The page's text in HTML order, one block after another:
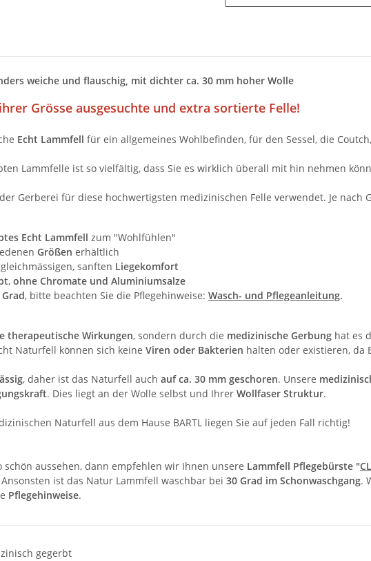
weiche und flauschig, mit dichter ca. 30 mm hoher Wolle
Grösse ausgesuchte und extra sortierte Felle!
Echt Lammfell für ein allgemeines Wohlbefinden, für den Sessel, die
Lammfelle ist so vielfältig, dass Sie es wirklich überall mit hin nehmen
Gerberei für diese hochwertigsten medizinischen Felle verwendet. Je nach
Echt Lammfell zum "Wohlfühlen"
Größen erhältlich
sanften Liegekomfort
, ohne Chromate und Aluminiumsalze
, bitte beachten Sie die Pflegehinweise: Wasch- und Pflegeanleitung.
therapeutische Wirkungen, sondern durch die medizinische Gerbung hat es
Naturfell können sich keine Viren oder Bakterien halten oder existieren, da
, daher ist das Naturfell auch auf ca. 30 mm geschoren. Unsere
. Dies liegt an der Wolle selbst und Ihrer Wollfaser Struktur.
Naturfell aus dem Hause BARTL liegen Sie auf jeden Fall richtig!
aussehen, dann empfehlen wir Ihnen unsere Lammfell Pflegebürste "
Ansonsten ist das Natur Lammfell waschbar bei 30 Grad im Schonwaschgang.
Pflegehinweise.
gegerbt